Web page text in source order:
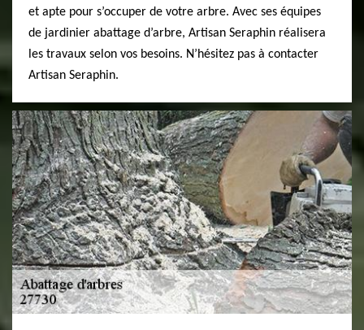
et apte pour s’occuper de votre arbre. Avec ses équipes
de jardinier abattage d’arbre, Artisan Seraphin réalisera
les travaux selon vos besoins. N’hésitez pas à contacter
Artisan Seraphin.